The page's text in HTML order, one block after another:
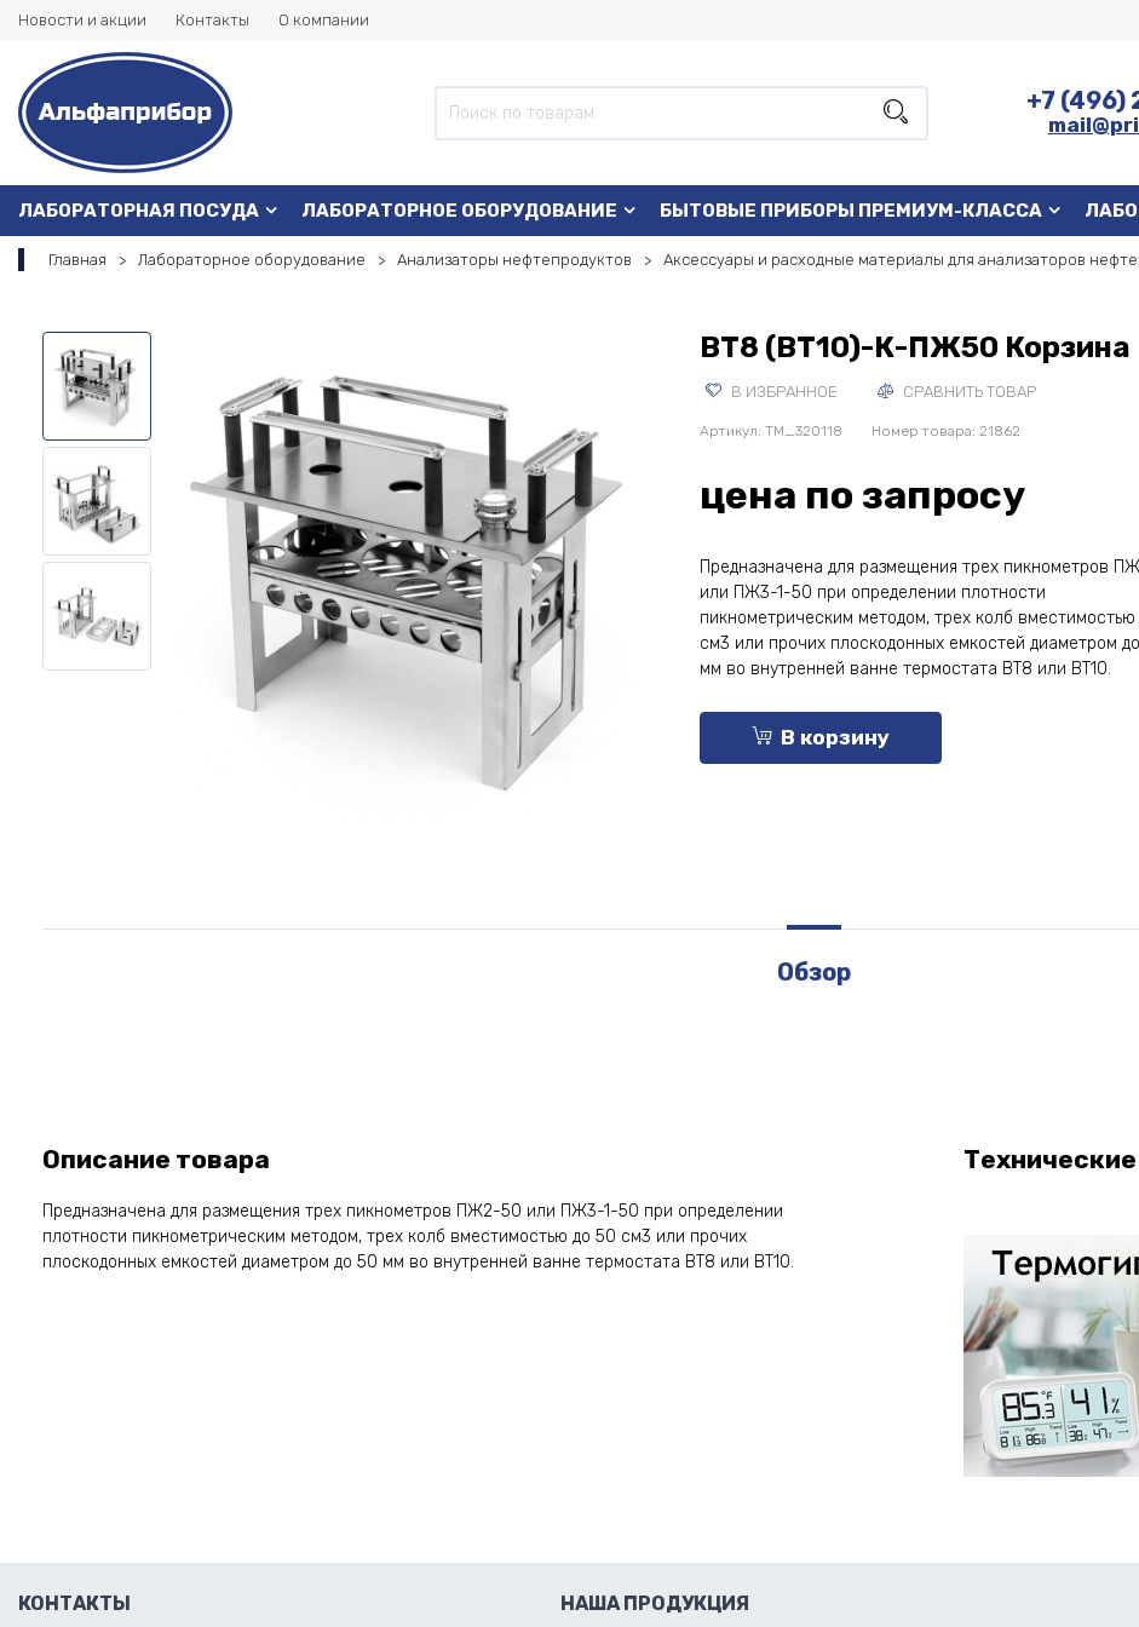
Новости и акции Контакты О компании
+7 (496)
ЛАБОРАТОРНАЯ ПОСУДА ЛАБОРАТОРНОЕ ОБОРУДОВАНИЕ БЫТОВЫЕ ПРИБОРЫ ПРЕМИУМ-КЛАССА
Главная Лабораторное оборудование Анализаторы нефтепродуктов Аксессуары и расходные материалы для анализаторов
ВТ8 (ВТ10)-К-ПЖ50 Корзина
В ИЗБРАННОЕ СРАВНИТЬ ТОВАР
Артикул:TM_320118 Номер товара: 21862
цена по запросу
Предназначена для размещения трех пикнометров
или ПЖ3-1-50 при определении плотности
пикнометрическим методом, трех колб вместимостью
см3 или прочих плоскодонных емкостей диаметром
мм во внутренней ванне термостата ВТ8 или ВТ10.
В корзину
Обзор
Описание товара
Предназначена для размещения трех пикнометров ПЖ2-50 или ПЖ3-1-50 при определении
плотности пикнометрическим методом, трех колб вместимостью до 50 см3 или прочих
плоскодонных емкостей диаметром до 50 мм во внутренней ванне термостата ВТ8 или ВТ10.
КОНТАКТЫ НАША ПРОДУКЦИЯ